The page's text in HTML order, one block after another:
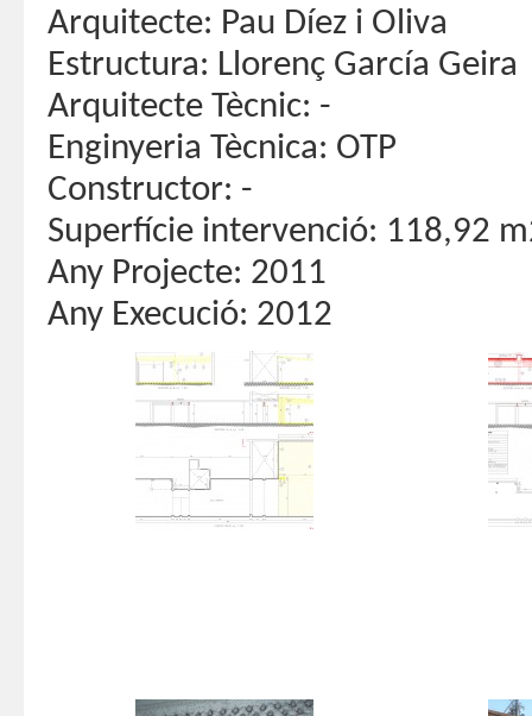
Arquitecte: Pau Díez i Oliva
Estructura: Llorenç García Geira
Arquitecte Tècnic: -
Enginyeria Tècnica: OTP
Constructor: -
Superfície intervenció: 118,92
Any Projecte: 2011
Any Execució: 2012